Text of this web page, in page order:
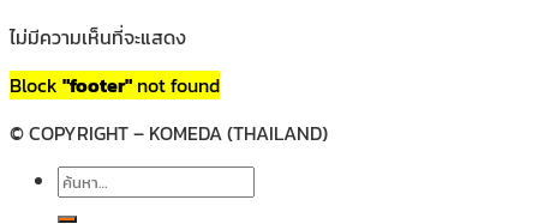
ไม่มีความเห็นที่จะแสดง
Block "footer" not found
© COPYRIGHT – KOMEDA (THAILAND)
ค้นหา: